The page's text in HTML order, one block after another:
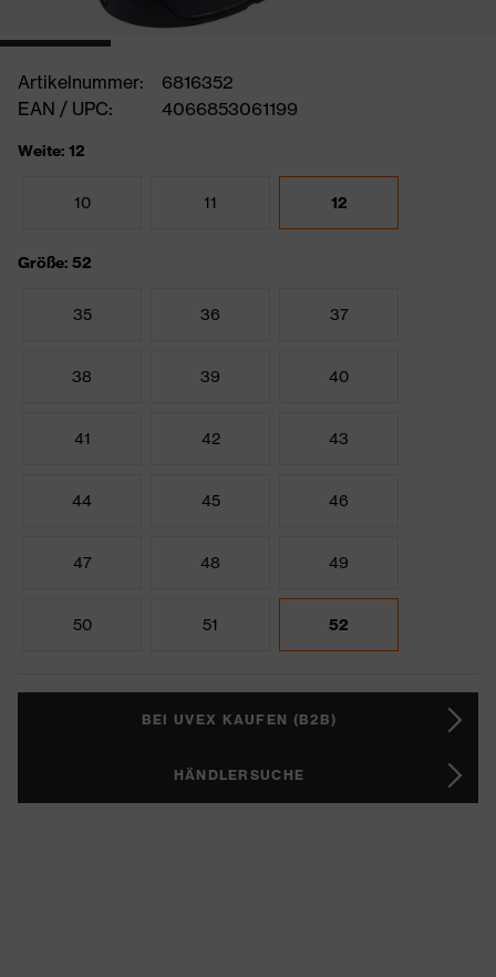
Artikelnummer:
6816352
EAN / UPC:
4066853061199
Weite: 12
10 11 12
Größe: 52
35 36 37
38 39 40
41 42 43
44 45 46
47 48 49
50 51 52
BEI UVEX KAUFEN (B2B)
HÄNDLERSUCHE